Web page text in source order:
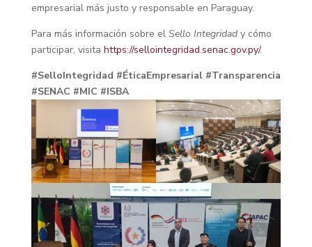
empresarial más justo y responsable en Paraguay.
Para más información sobre el Sello Integridady cómo
participar, visita https://sellointegridad.senac.gov.py/.
#SelloIntegridad #ÉticaEmpresarial #Transparencia
#SENAC #MIC #ISBA